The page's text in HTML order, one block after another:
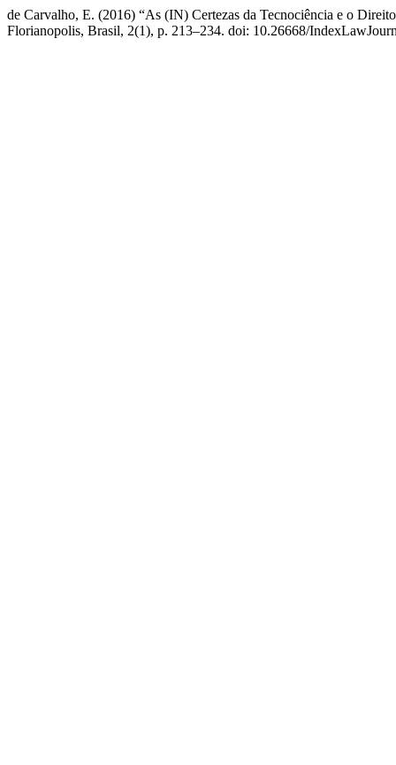
de Carvalho, E. (2016) “As (IN) Certezas da Tecnociência e o
Florianopolis, Brasil, 2(1), p. 213–234. doi: 10.26668/